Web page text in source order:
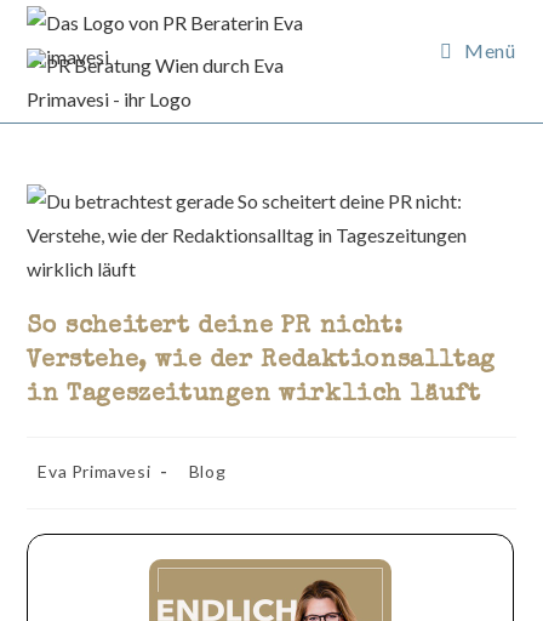
Zum
Inhalt
springen
Menü
So scheitert deine PR nicht:
Verstehe, wie der Redaktionsalltag
in Tageszeitungen wirklich läuft
Beitrags-
Eva Primavesi
Beitrags-
Blog